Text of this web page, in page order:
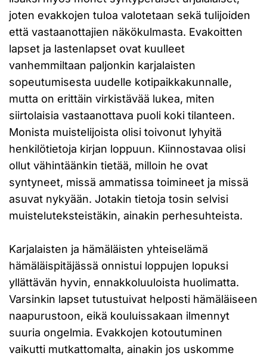
joten evakkojen tuloa valotetaan sekä tulijoiden
että vastaanottajien näkökulmasta. Evakoitten
lapset ja lastenlapset ovat kuulleet
vanhemmiltaan paljonkin karjalaisten
sopeutumisesta uudelle kotipaikkakunnalle,
mutta on erittäin virkistävää lukea, miten
siirtolaisia vastaanottava puoli koki tilanteen.
Monista muistelijoista olisi toivonut lyhyitä
henkilötietoja kirjan loppuun. Kiinnostavaa olisi
ollut vähintäänkin tietää, milloin he ovat
syntyneet, missä ammatissa toimineet ja missä
asuvat nykyään. Jotakin tietoja tosin selvisi
muisteluteksteistäkin, ainakin perhesuhteista.
Karjalaisten ja hämäläisten yhteiselämä
hämäläispitäjässä onnistui loppujen lopuksi
yllättävän hyvin, ennakkoluuloista huolimatta.
Varsinkin lapset tutustuivat helposti hämäläiseen
naapurustoon, eikä kouluissakaan ilmennyt
suuria ongelmia. Evakkojen kotoutuminen
vaikutti mutkattomalta, ainakin jos uskomme